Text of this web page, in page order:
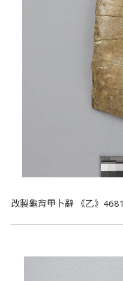
改製龜背甲卜辭 《乙》4681